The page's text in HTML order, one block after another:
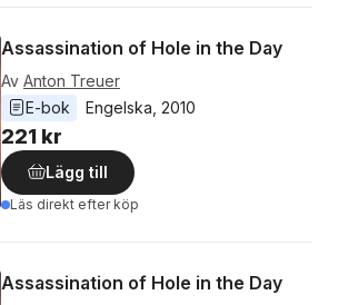
Assassination of Hole in the Day
Av Anton Treuer
E-bok
Engelska 2010
221 kr
Lägg till
Läs direkt efter köp
Assassination of Hole in the Day